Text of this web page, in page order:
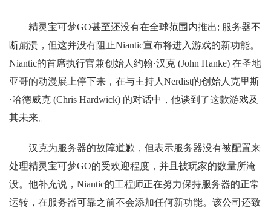
精灵宝可梦GO甚至还没有在全球范围内推出; 服务器不
断崩溃，但这并没有阻止Niantic宣布将进入游戏的新功能。
Niantic的首席执行官兼创始人约翰·汉克 (John Hanke) 在圣地
亚哥的动漫展上停下来，在与主持人Nerdist的创始人克里斯
·哈德威克 (Chris Hardwick) 的对话中，他谈到了这款游戏及
其未来。
汉克为服务器的故障道歉，但表示服务器没有被配置来
处理精灵宝可梦GO的受欢迎程度，并且被玩家的数量所淹
没。他补充说，Niantic的工程师正在努力保持服务器的正常
运转，在服务器可靠之前不会添加任何新功能。该公司还致